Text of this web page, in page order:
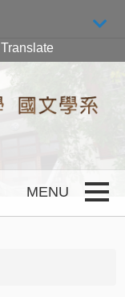
Translate